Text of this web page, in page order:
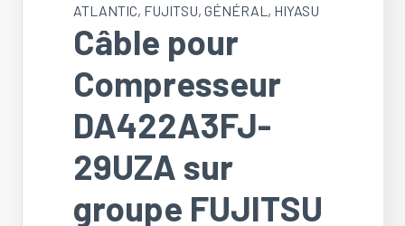
ATLANTIC, FUJITSU, GÉNÉRAL , HIYASU
Câble pour
Compresseur
DA422A3FJ-
29UZA sur
groupe FUJITSU